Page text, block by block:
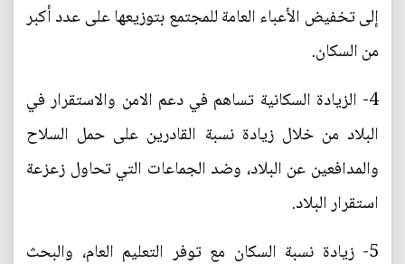
إلى تخفيض الأعباء العامة للمجتمع بتوزيعها على عدد أكبر
من السكان.
4- الزيادة السكانية تساهم في دعم الامن والاستقرار في
البلاد من خلال زيادة نسبة القادرين على حمل السلاح
والمدافعين عن البلاد، وضد الجماعات التي تحاول زعزعة
استقرار البلاد.
5- زيادة نسبة السكان مع توفر التعليم العام، والبحث